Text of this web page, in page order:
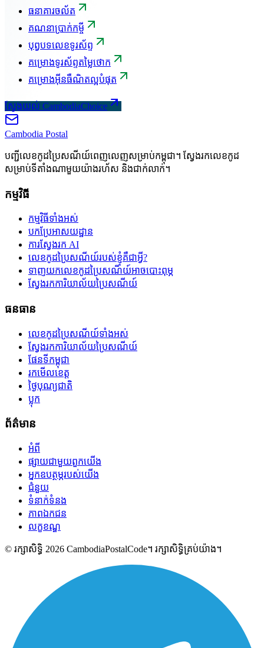
ធនាគារចល័ត
គណនាប្រាក់កម្ចី
បុព្វបទលេខទូរស័ព្ទ
គម្រោងទូរស័ព្ទតម្លៃថោក
គម្រោងអ៊ីនធឺណិតល្អបំផុត
ស្វែងយល់ CambodiaChoice
Cambodia Postal
បញ្ជីលេខកូដប្រៃសណីយ៍ពេញលេញសម្រាប់កម្ពុជា។ ស្វែងរកលេខកូដ
សម្រាប់ទីតាំងណាមួយយ៉ាងរហ័ស និងជាក់លាក់។
កម្មវិធី
កម្មវិធីទាំងអស់
បកប្រែអាសយដ្ឋាន
ការស្វែងរក AI
លេខកូដប្រៃសណីយ៍របស់ខ្ញុំគឺជាអ្វី?
ទាញយកលេខកូដប្រៃសណីយ៍អាចបោះពុម្ភ
ស្វែងរកការិយាល័យប្រៃសណីយ៍
ធនធាន
លេខកូដប្រៃសណីយ៍ទាំងអស់
ស្វែងរកការិយាល័យប្រៃសណីយ៍
ផែនទីកម្ពុជា
រកមើលខេត្ត
ថ្ងៃបុណ្យជាតិ
ប្លុក
ព័ត៌មាន
អំពី
ផ្សាយជាមួយពួកយើង
អ្នកឧបត្ថម្ភរបស់យើង
ជំនួយ
ទំនាក់ទំនង
ភាពឯកជន
លក្ខខណ្ឌ
© រក្សាសិទ្ធិ 2026 CambodiaPostalCode។ រក្សាសិទ្ធិគ្រប់យ៉ាង។